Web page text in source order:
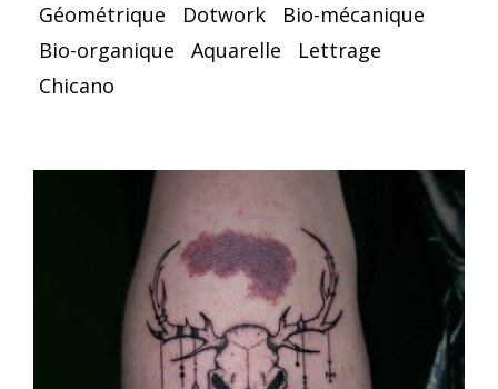
Géométrique
Dotwork
Bio-mécanique
Bio-organique
Aquarelle
Lettrage
Chicano